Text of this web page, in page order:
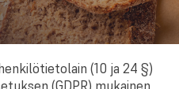
(10 ja 24 §)
(GDPR) mukainen